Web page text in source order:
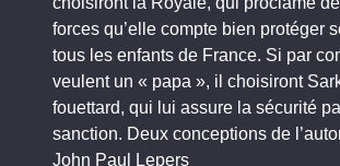
forces qu’elle compte bien protéger
tous les enfants de France. Si par
veulent un « papa », il choisiront
fouettard, qui lui assure la sécurité
sanction. Deux conceptions de
John Paul Lepers